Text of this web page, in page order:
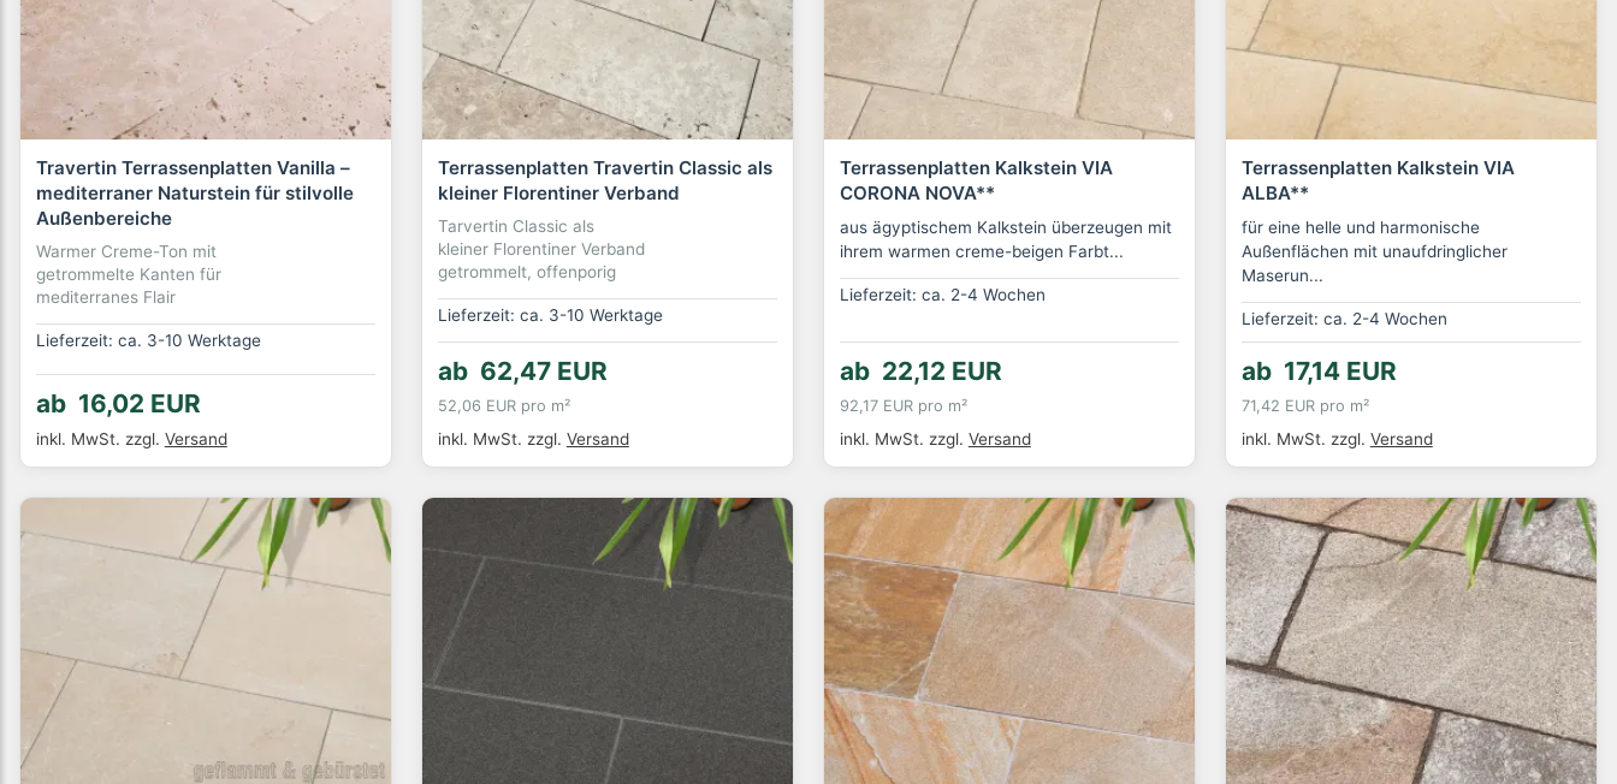
Travertin Terrassenplatten Vanilla –
mediterraner Naturstein für stilvolle
Außenbereiche
Warmer Creme-Ton mit
getrommelte Kanten für
mediterranes Flair
Lieferzeit: ca. 3-10 Werktage
ab 16,02 EUR
inkl. MwSt. zzgl. Versand
Terrassenplatten Travertin Classic als
kleiner Florentiner Verband
Tarvertin Classic als
kleiner Florentiner Verband
getrommelt, offenporig
Lieferzeit: ca. 3-10 Werktage
ab 62,47 EUR
52,06 EUR pro m²
inkl. MwSt. zzgl. Versand
Terrassenplatten Kalkstein VIA
CORONA NOVA**
aus ägyptischem Kalkstein überzeugen mit
ihrem warmen creme-beigen Farbt...
Lieferzeit: ca. 2-4 Wochen
ab 22,12 EUR
92,17 EUR pro m²
inkl. MwSt. zzgl. Versand
Terrassenplatten Kalkstein VIA
ALBA**
für eine helle und harmonische
Außenflächen mit unaufdringlicher
Maserun...
Lieferzeit: ca. 2-4 Wochen
ab 17,14 EUR
71,42 EUR pro m²
inkl. MwSt. zzgl. Versand